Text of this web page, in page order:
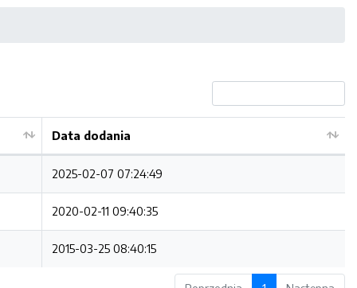
Data dodania
2025-02-07 07:24:49
2020-02-11 09:40:35
2015-03-25 08:40:15